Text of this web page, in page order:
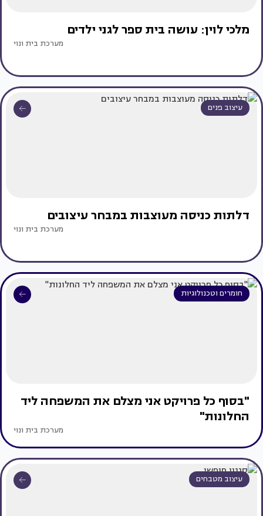
מלכי לוין: עושה בית ספר לגני ילדים
מערכת בית ונוי
עיצוב פנים
דלתות כניסה מעוצבות במבחר עיצובים
מערכת בית ונוי
חומרים וטכנולוגיות
"בסוף כל פרויקט אני מצלם את המשפחה ליד
החלונות"
מערכת בית ונוי
עיצוב מטבחים